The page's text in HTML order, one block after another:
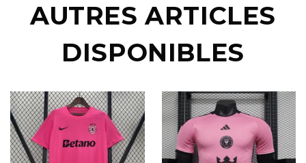
AUTRES ARTICLES
DISPONIBLES